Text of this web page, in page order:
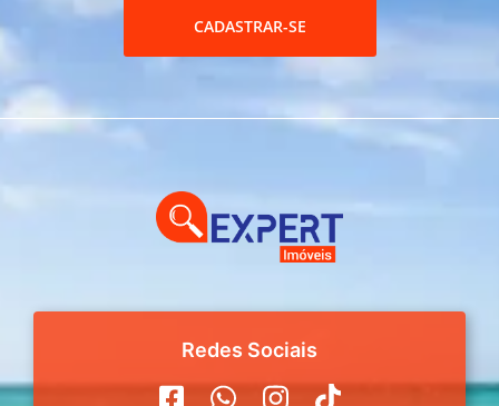
CADASTRAR-SE
Redes Sociais